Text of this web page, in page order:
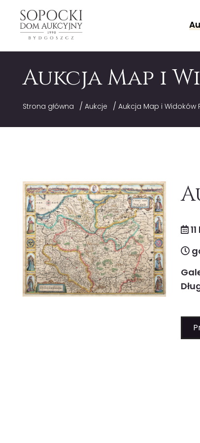
Aukcja Map i
Strona główna / Aukcje / Aukcja Map i Widoków